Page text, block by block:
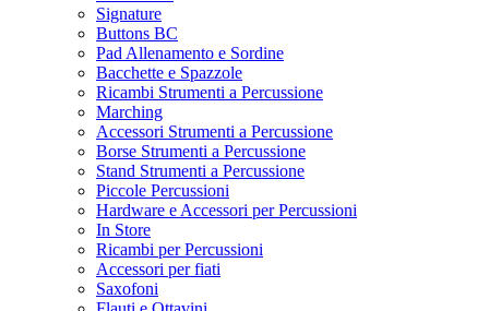
Signature
Buttons BC
Pad Allenamento e Sordine
Bacchette e Spazzole
Ricambi Strumenti a Percussione
Marching
Accessori Strumenti a Percussione
Borse Strumenti a Percussione
Stand Strumenti a Percussione
Piccole Percussioni
Hardware e Accessori per Percussioni
In Store
Ricambi per Percussioni
Accessori per fiati
Saxofoni